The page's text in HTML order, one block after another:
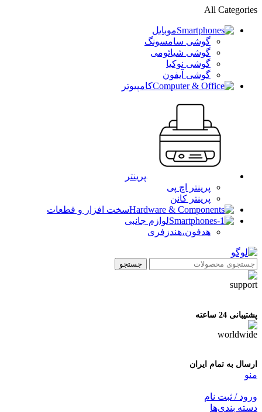
All Categories
موبایل
گوشی سامسونگ
گوشی شیائومی
گوشی نوکیا
گوشی آیفون
کامپیوتر
پرینتر
پرینتر اچ پی
پرینتر کانن
سخت افزار و قطعات
لوازم جانبی
هدفون،هندزفری
جستجو
پشتیبانی 24 ساعته
ارسال به تمام ایران
منو
ورود / ثبت نام
دسته بندی‌ها